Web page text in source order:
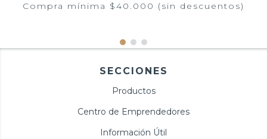
Compra mínima $40.000 (sin descuentos)
SECCIONES
Productos
Centro de Emprendedores
Información Útil